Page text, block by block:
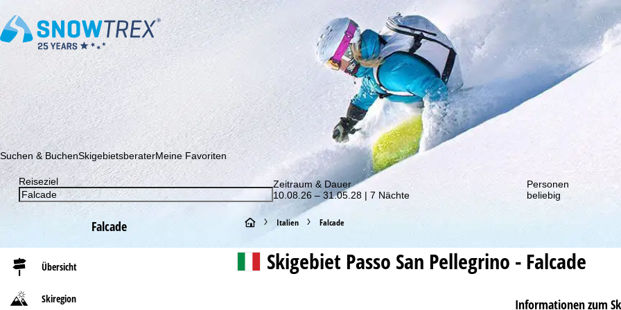
Abonnieren Sie unseren Newsletter und erfahren Sie als Erster von unseren Rabatt-Aktionen!
Suchen & BuchenSkigebietsberaterMeine Favoriten
Reiseziel
Zeitraum & Dauer
10.08.26 – 31.05.28 | 7 Nächte
Personen
beliebig
Falcade
Übersicht
Skiregion
S
t
Italien Falcade
SkigebietPasso San Pellegrino - Falcade
Informationen zum